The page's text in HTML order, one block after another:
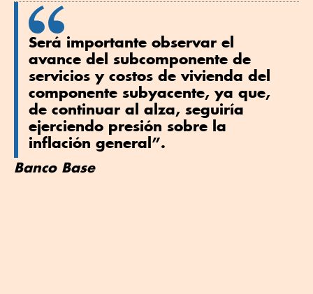
Será importante observar el
avance del subcomponente de
servicios y costos de vivienda del
componente subyacente, ya que,
de continuar al alza, seguiría
ejerciendo presión sobre la
inflación general”.
Banco Base